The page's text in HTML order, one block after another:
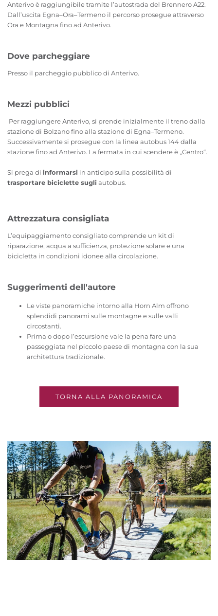
Anterivo è raggiungibile tramite l’autostrada del Brennero A22.
Dall’uscita Egna–Ora–Termeno il percorso prosegue attraverso
Ora e Montagna fino ad Anterivo.
Dove parcheggiare
Presso il parcheggio pubblico di Anterivo.
Mezzi pubblici
Per raggiungere Anterivo, si prende inizialmente il treno dalla
stazione di Bolzano fino alla stazione di Egna–Termeno.
Successivamente si prosegue con la linea autobus 144 dalla
stazione fino ad Anterivo. La fermata in cui scendere è „Centro“.
Si prega di informarsi in anticipo sulla possibilità di
trasportare biciclette sugli autobus.
Attrezzatura consigliata
L’equipaggiamento consigliato comprende un kit di
riparazione, acqua a sufficienza, protezione solare e una
bicicletta in condizioni idonee alla circolazione.
Suggerimenti dell'autore
Le viste panoramiche intorno alla Horn Alm offrono
splendidi panorami sulle montagne e sulle valli
circostanti.
Prima o dopo l’escursione vale la pena fare una
passeggiata nel piccolo paese di montagna con la sua
architettura tradizionale.
TORNA ALLA PANORAMICA